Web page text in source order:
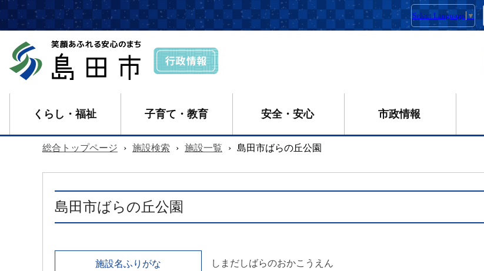
Select Language ▼
くらし・福祉 子育て・教育 安全・安心 市政情報
総合トップページ › 施設検索 › 施設一覧 › 島田市ばらの丘公園
島田市ばらの丘公園
施設名ふりがな しまだしばらのおかこうえん